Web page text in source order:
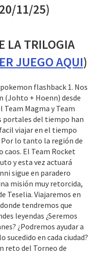
11/25)
LA TRILOGIA
JUEGO AQUI)
flashback 1. Nos
(Johto + Hoenn) desde
Magma y Team
portales del tiempo han
viajar en el tiempo
Por lo tanto la región de
El Team Rocket
y esta vez actuará
sigue en paradero
misión muy retorcida,
Teselia. Viajaremos en
tendremos que
leyendas ¿Seremos
¿Podremos ayudar a
sucedido en cada ciudad?
reto del Torneo de